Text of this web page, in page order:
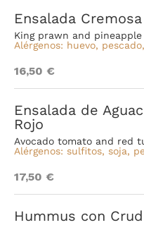
Ensalada
King prawn and
Alérgenos: huevo,
16,50 €
Ensalada de
Rojo
Avocado tomato and red
Alérgenos: sulfitos, soja,
17,50 €
Hummus con